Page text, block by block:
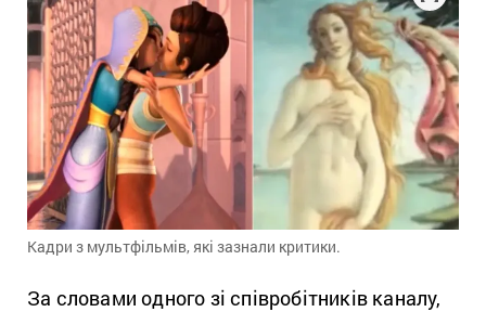
Кадри з мультфільмів, які зазнали критики.
За словами одного зі співробітників каналу,